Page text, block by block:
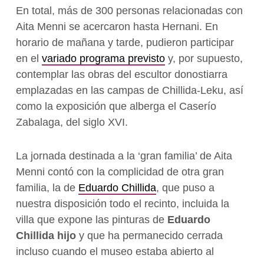
En total, más de 300 personas relacionadas con
Aita Menni se acercaron hasta Hernani. En
horario de mañana y tarde, pudieron participar
en el variado programa previstoy, por supuesto,
contemplar las obras del escultor donostiarra
emplazadas en las campas de Chillida-Leku, así
como la exposición que alberga el Caserío
Zabalaga, del siglo XVI.
La jornada destinada a la ‘gran familia’ de Aita
Menni contó con la complicidad de otra gran
familia, la de Eduardo Chillida, que puso a
nuestra disposición todo el recinto, incluida la
villa que expone las pinturas de Eduardo
Chillida hijoy que ha permanecido cerrada
incluso cuando el museo estaba abierto al